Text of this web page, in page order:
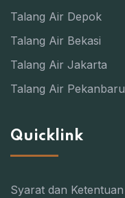
Talang Air Depok
Talang Air Bekasi
Talang Air Jakarta
Talang Air Pekanbaru
Quicklink
Syarat dan Ketentuan